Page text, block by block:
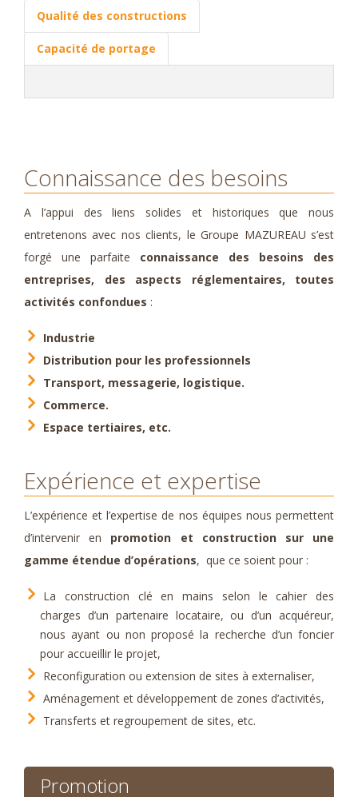
Qualité des constructions
Capacité de portage
Connaissance des besoins
A l’appui des liens solides et historiques que nous
entretenons avec nos clients, le Groupe MAZUREAU s’est
forgé une parfaite connaissance des besoins des
entreprises, des aspects réglementaires, toutes
activités confondues :
Industrie
Distribution pour les professionnels
Transport, messagerie, logistique.
Commerce.
Espace tertiaires, etc.
Expérience et expertise
L’expérience et l’expertise de nos équipes nous permettent
d’intervenir en promotion et construction sur une
gamme étendue d’opérations, que ce soient pour :
La construction clé en mains selon le cahier des
charges d’un partenaire locataire, ou d’un acquéreur,
nous ayant ou non proposé la recherche d’un foncier
pour accueillir le projet,
Reconfiguration ou extension de sites à externaliser,
Aménagement et développement de zones d’activités,
Transferts et regroupement de sites, etc.
Promotion